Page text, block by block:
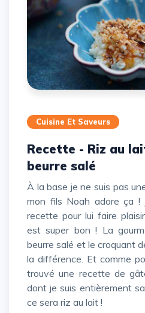
Cuisine Et Saveurs
Recette - Riz au lait au caramel
beurre salé
À la base je ne suis pas une fan de riz au lait mais
mon fils Noah adore ça
recette pour lui faire
est super bon ! La
beurre salé et le croquant
la différence. Et comme
trouvé une recette de
dont je suis entièrement
ce sera riz au lait !